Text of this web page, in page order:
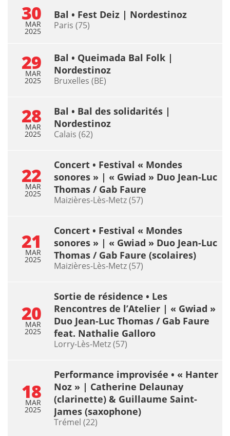
30
MAR
2025
Bal • Fest Deiz | Nordestinoz
Paris (75)
29
MAR
2025
Bal • Queimada Bal Folk |
Nordestinoz
Bruxelles (BE)
28
MAR
2025
Bal • Bal des solidarités |
Nordestinoz
Calais (62)
22
MAR
2025
Concert • Festival « Mondes
sonores » | « Gwiad » Duo Jean-Luc
Thomas / Gab Faure
Maizières-Lès-Metz (57)
21
MAR
2025
Concert • Festival « Mondes
sonores » | « Gwiad » Duo Jean-Luc
Thomas / Gab Faure (scolaires)
Maizières-Lès-Metz (57)
20
MAR
2025
Sortie de résidence • Les
Rencontres de l’Atelier | « Gwiad »
Duo Jean-Luc Thomas / Gab Faure
feat. Nathalie Galloro
Lorry-Lès-Metz (57)
18
MAR
2025
Performance improvisée • « Hanter
Noz » | Catherine Delaunay
(clarinette) & Guillaume Saint-
James (saxophone)
Trémel (22)